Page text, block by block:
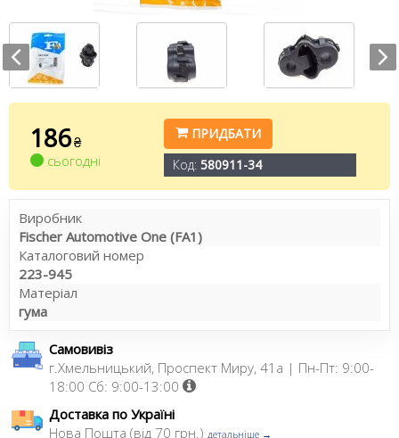
186 ₴
сьогодні
ПРИДБАТИ
Код: 580911-34
Виробник
Fischer Automotive One (FA1)
Каталоговий номер
223-945
Матеріал
гума
Самовивіз
г.Хмельницький, Проспект Миру, 41а | Пн-Пт: 9:00-
18:00 Сб: 9:00-13:00
Доставка по Україні
Нова Пошта (від 70 грн.) детальніше →